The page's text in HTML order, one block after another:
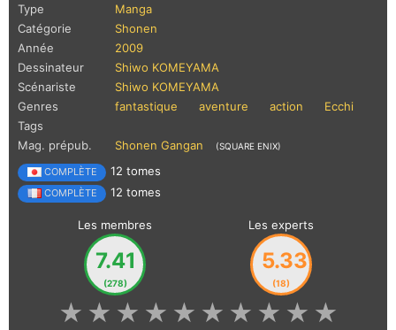
Type
Manga
Catégorie
Shonen
Année
2009
Dessinateur
Shiwo KOMEYAMA
Scénariste
Shiwo KOMEYAMA
Genres
fantastique aventure action
Ecchi
Tags
Mag. prépub.
Shonen Gangan (SQUARE ENIX)
COMPLÈTE 12 tomes
COMPLÈTE 12 tomes
Les membres
7.41
(278)
Les experts
5.33
(18)
★
★
★
★
★
★
★
★
★
★